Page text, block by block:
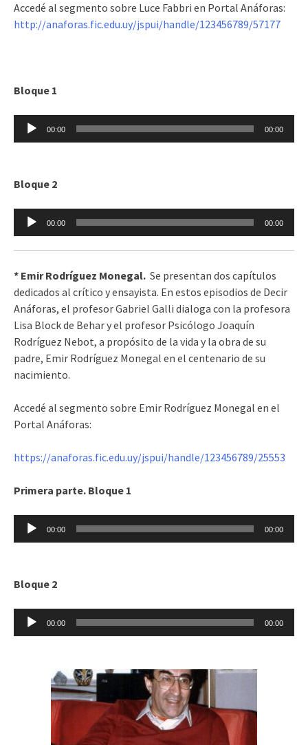
Accedé al segmento sobre Luce Fabbri en Portal Anáforas:
http://anaforas.fic.edu.uy/jspui/handle/123456789/57177
Bloque 1
Reproductor
de
00:00 00:00
Bloque 2
Reproductor
de
audio
00:00 00:00
* Emir Rodríguez Monegal. Se presentan dos capítulos
dedicados al crítico y ensayista. En estos episodios de Decir
Anáforas, el profesor Gabriel Galli dialoga con la profesora
Lisa Block de Behar y el profesor Psicólogo Joaquín
Rodríguez Nebot, a propósito de la vida y la obra de su
padre, Emir Rodríguez Monegal en el centenario de su
nacimiento.
Accedé al segmento sobre Emir Rodríguez Monegal en el
Portal Anáforas:
https://anaforas.fic.edu.uy/jspui/handle/123456789/25553
Primera parte. Bloque 1
Reproductor
de
00:00 00:00
Bloque 2
Reproductor
de
00:00 00:00